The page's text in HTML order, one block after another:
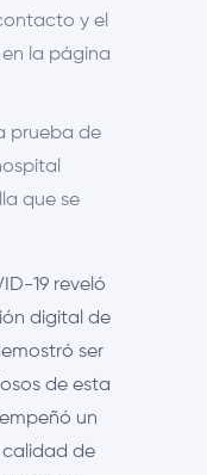
y el
la página
prueba de
que se
19 reveló
digital de
ser
de esta
un
de